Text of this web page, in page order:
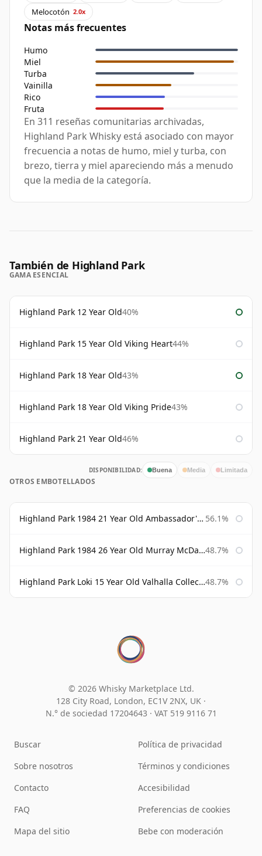
Melocotón 2.0x
Notas más frecuentes
Humo
Miel
Turba
Vainilla
Rico
Fruta
En 311 reseñas comunitarias archivadas,
Highland Park Whisky está asociado con mayor
frecuencia a notas de humo, miel y turba, con
brezo, tierra y miel apareciendo más a menudo
que la media de la categoría.
También de Highland Park
GAMA ESENCIAL
Highland Park 12 Year Old40%
Highland Park 15 Year Old Viking Heart44%
Highland Park 18 Year Old43%
Highland Park 18 Year Old Viking Pride43%
Highland Park 21 Year Old46%
DISPONIBILIDAD: Buena Media Limitada
OTROS EMBOTELLADOS
Highland Park 1984 21 Year Old Ambassador's Cask 56.1%
Highland Park 1984 26 Year Old Murray McDavid 48.7%
Highland Park Loki 15 Year Old Valhalla Collection 48.7%
© 2026 Whisky Marketplace Ltd.
128 City Road, London, EC1V 2NX, UK ·
N.° de sociedad 17204643 · VAT 519 9116 71
Buscar
Sobre nosotros
Contacto
FAQ
Mapa del sitio
Política de privacidad
Términos y condiciones
Accesibilidad
Preferencias de cookies
Bebe con moderación